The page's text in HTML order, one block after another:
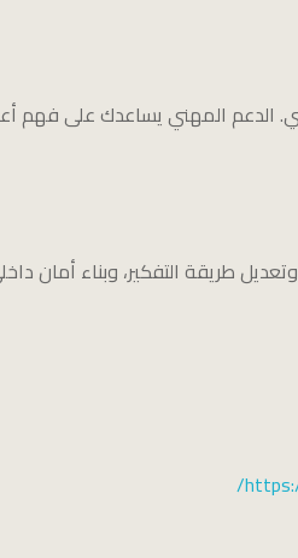
الدعم المهني يساعدك على فهم
طريقة التفكير، وبناء أمان